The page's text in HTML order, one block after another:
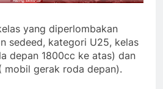
yang diperlombakan
sedeed, kategori U25, kelas
depan 1800cc ke atas) dan
gerak roda depan).